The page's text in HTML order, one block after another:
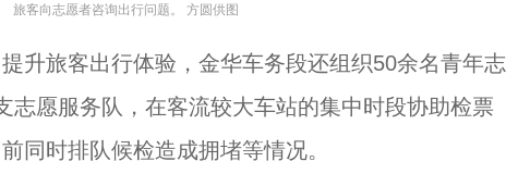
旅客向志愿者咨询出行问题。 方圆供图
旅客出行体验，金华车务段还组织50余名青年志
志愿服务队，在客流较大车站的集中时段协助检票
同时排队候检造成拥堵等情况。